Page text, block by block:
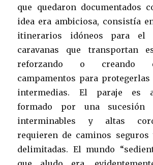
que quedaron documentados
idea era ambiciosa, consistía
itinerarios idóneos para el
caravanas que transportan
reforzando o creando
campamentos para
intermedias. El paraje es
formado por una sucesión
interminables y altas
requieren de caminos seguros
delimitadas. El mundo